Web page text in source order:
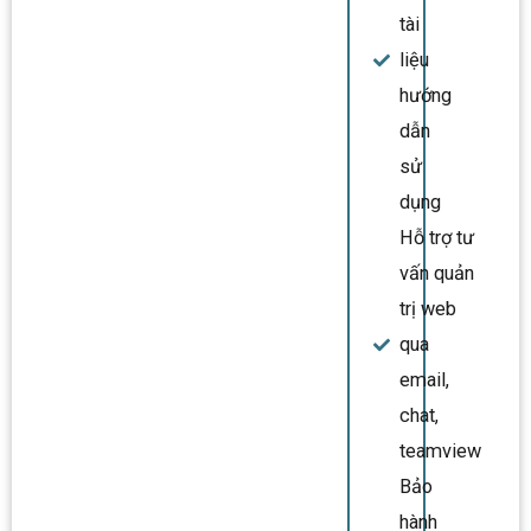
tài
liệu
hướng
dẫn
sử
dụng
Hỗ trợ tư
vấn quản
trị web
qua
email,
chat,
teamview
Bảo
hành